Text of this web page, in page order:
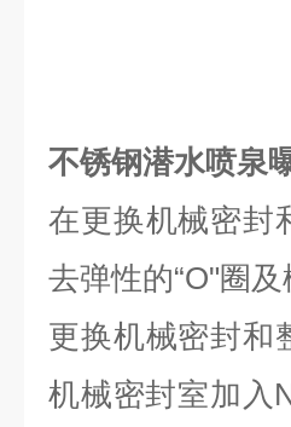
不锈钢潜水喷泉
在更换机械密封
去弹性的“O"圈
更换机械密封和
机械密封室加入